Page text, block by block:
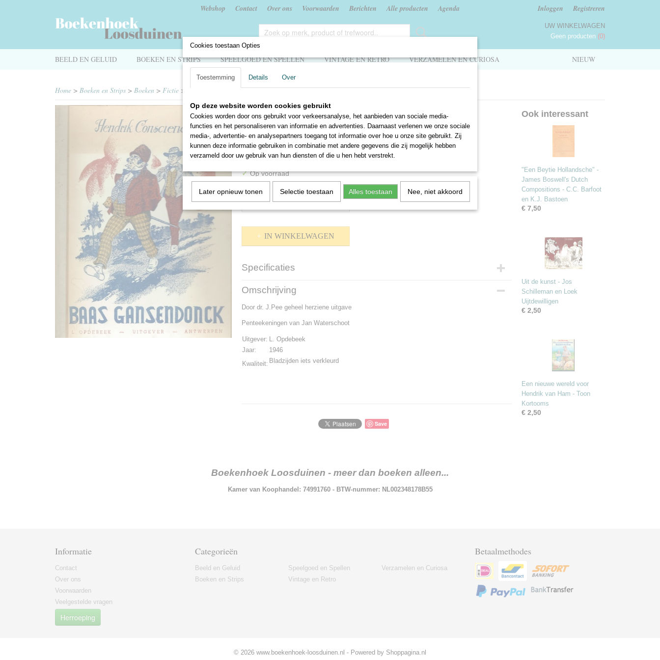
Webshop Contact Over ons Voorwaarden Berichten Alle producten Agenda Inloggen Registreren
UW WINKELWAGEN
Geen producten (0)
NIEUW
BEELD EN GELUID BOEKEN EN STRIPS SPEELGOED EN SPELLEN VINTAGE EN RETRO VERZAMELEN EN CURIOSA
Home > Boeken en Strips > Boeken > Fictie > Romans en Literatuur>Baas Gansendonck - Hendrik Conscience
Baas Gansendonck - Hendrik
Conscience
€ 4,00
✓Op voorraad
Aantal
IN WINKELWAGEN
Specificaties
Productcode
Bruto gewicht
Omschrijving
Door dr. J.Pee geheel herziene uitgave
Penteekeningen van Jan Waterschoot
Uitgever: L. Opdebeek
Jaar:
1946
Kwaliteit: Bladzijden iets verkleurd
Save
Ook interessant
"Een Beytie Hollandsche" -
James Boswell's Dutch
Compositions - C.C. Barfoot
en K.J. Bastoen
€ 7,50
Uit de kunst - Jos
Schilleman en Loek
Uijtdewilligen
€ 2,50
Een nieuwe wereld voor
Hendrik van Ham - Toon
Kortooms
€ 2,50
Boekenhoek Loosduinen - meer dan boeken alleen...
Kamer van Koophandel: 74991760 - BTW-nummer: NL002348178B55
Informatie
Contact
Over ons
Voorwaarden
Veelgestelde vragen
Herroeping
Categorieën
Beeld en Geluid
Boeken en Strips
Speelgoed en Spellen
Vintage en Retro
Verzamelen en Curiosa
Betaalmethodes
© 2026 www.boekenhoek-loosduinen.nl - Powered by Shoppagina.nl
Cookies toestaan Opties
Toestemming Details Over
Op deze website worden cookies gebruikt
Cookies worden door ons gebruikt voor verkeersanalyse, het aanbieden van sociale media-
functies en het personaliseren van informatie en advertenties. Daarnaast verlenen we onze sociale
media-, advertentie- en analysepartners toegang tot informatie over hoe u onze site gebruikt. Zij
kunnen deze informatie gebruiken in combinatie met andere gegevens die zij mogelijk hebben
verzameld door uw gebruik van hun diensten of die u hen hebt verstrekt.
Later opnieuw tonen Selectie toestaan Alles toestaan Nee, niet akkoord